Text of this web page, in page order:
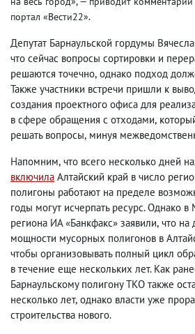
портал «Вести22».
Депутат Барнаульской гордумы
что сейчас вопросы сортировки и
решаются точечно, однако подход
Также участники встречи пришли к
создания проектного офиса для
в сфере обращения с отходами,
решать вопросы, минуя
Напомним, что всего несколько дней
включила Алтайский край в число
полигоны работают на пределе
годы могут исчерпать ресурс. Однако
региона ИА «Банкфакс» заявили, что на
мощности мусорных полигонов в
чтобы организовывать полный цикл
в течение еще нескольких лет. Как
Барнаульскому полигону ТКО также
несколько лет, однако власти уже
строительства нового.